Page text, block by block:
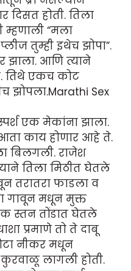
होती. तिला
“मला
तुम्ही इथेच झोपा”.
झाला. आणि त्याने
तिथे एकच कोट
झोपला.Marathi Sex
एक मेकांना झाला.
काय होणार आहे ते.
बिलगली. राजेश
तिला मिठीत घेतले
तरातरा फाडला व
गावून मधून मुक्त
स्तन तोंडात घेतले
प्रमाणे तो ते दाबू
नीकर मधून
लागली होती.